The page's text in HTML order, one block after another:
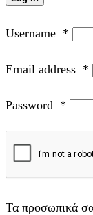
Username *
Email address *
Password *
Τα προσωπικά